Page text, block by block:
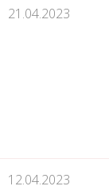
21.04.2023
12.04.2023